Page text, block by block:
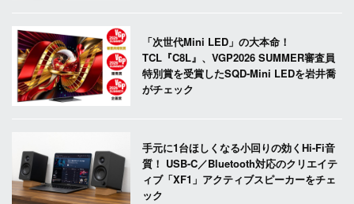
「次世代Mini LED」の大本命！
TCL『C8L』、VGP2026 SUMMER審査員
特別賞を受賞したSQD-Mini LEDを岩井喬
がチェック
手元に1台ほしくなる小回りの効くHi-Fi音
質！ USB-C／Bluetooth対応のクリエイテ
ィブ「XF1」アクティブスピーカーをチェ
ック